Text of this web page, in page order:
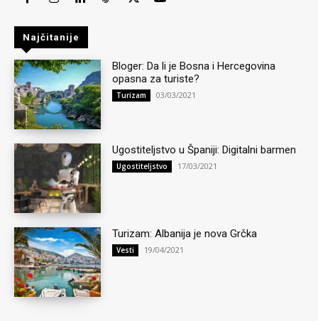
Najčitanije
Bloger: Da li je Bosna i Hercegovina
opasna za turiste?
Turizam 03/03/2021
Ugostiteljstvo u Španiji: Digitalni barmen
Ugostiteljstvo 17/03/2021
Turizam: Albanija je nova Grčka
Vesti 19/04/2021